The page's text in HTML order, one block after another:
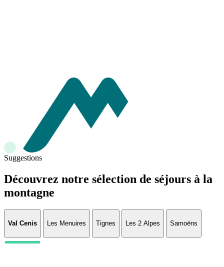
Suggestions
Découvrez notre sélection de séjours à la
montagne
Val Cenis Les Menuires Tignes Les 2 Alpes Samoëns